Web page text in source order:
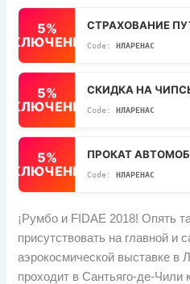
5%
СТРАХОВАНИЕ
НЛАРЕНАС
5%
СКИДКА НА
НЛАРЕНАС
5%
ПРОКАТ
НЛАРЕНАС
¡Румбо и FIDAE 2018! Опять
присутствовать на главной и
аэрокосмической выставке в
проходит в Сантьяго-де-Чили